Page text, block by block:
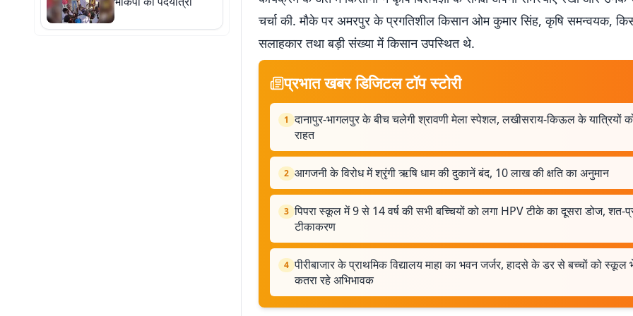
चर्चा की. मौके पर अमरपुर के प्रगतिशील किसान ओम कुमार सिंह, कृषि समन्वयक,
सलाहकार तथा बड़ी संख्या में किसान उपस्थित थे.
प्रभात खबर डिजिटल टॉप स्टोरी
1 दानापुर-भागलपुर के बीच चलेगी श्रावणी मेला स्पेशल, लखीसराय-किऊल के यात्रियों
राहत
2 आगजनी के विरोध में श्रृंगी ऋषि धाम की दुकानें बंद, 10 लाख की क्षति का अनुमान
3 पिपरा स्कूल में 9 से 14 वर्ष की सभी बच्चियों को लगा HPV टीके का दूसरा डोज, शत-
टीकाकरण
4 पीरीबाजार के प्राथमिक विद्यालय माहा का भवन जर्जर, हादसे के डर से बच्चों को
कतरा रहे अभिभावक